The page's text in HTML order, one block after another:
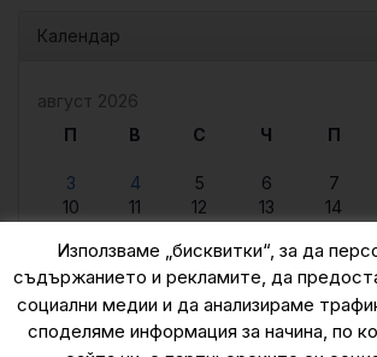
Календар
август 2026
П
В С Ч П
3
4 5 6 7
10
11 12 13 14
24
25 26 27 28
31
« юни
Използваме „бисквитки“, за да
съдържанието и рекламите, да
социални медии и да анализираме
споделяме информация за начина, по